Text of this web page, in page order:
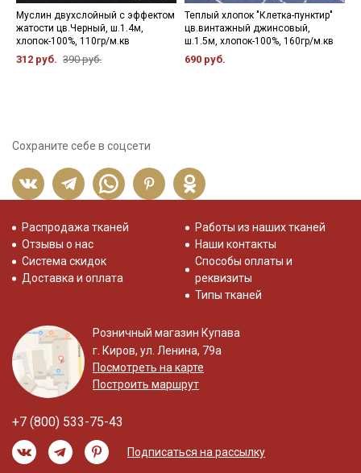
Муслин двухслойный с эффектом
жатости цв.Черный, ш.1.4м,
хлопок-100%, 110гр/м.кв
312 руб. 390 руб.
Теплый хлопок "Клетка-пунктир"
цв.винтажный джинсовый,
ш.1.5м, хлопок-100%, 160гр/м.кв
690 руб.
Сохраните себе в соцсети
Распродажа тканей
Отзывы о нас
Система скидок
Доставка и оплата
Работы из наших тканей
Наши контакты
Способы оплаты и
реквизиты
Типы тканей
Розничный магазин Купава
г. Киров, ул. Ленина, 79а
Посмотреть на карте
Построить маршрут
+7 (800) 533-75-43
Подписаться на рассылку